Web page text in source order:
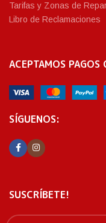
Tarifas y Zonas de
Libro de Reclamaciones
ACEPTAMOS PAGOS
SÍGUENOS:
SUSCRÍBETE!